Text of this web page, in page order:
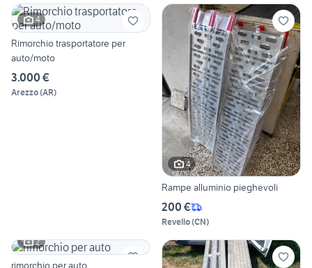
4
Rimorchio trasportatore per
auto/moto
3.000 €
Arezzo(AR)
4
Rampe alluminio pieghevoli
200 €
Revello(CN)
2
rimorchio per auto